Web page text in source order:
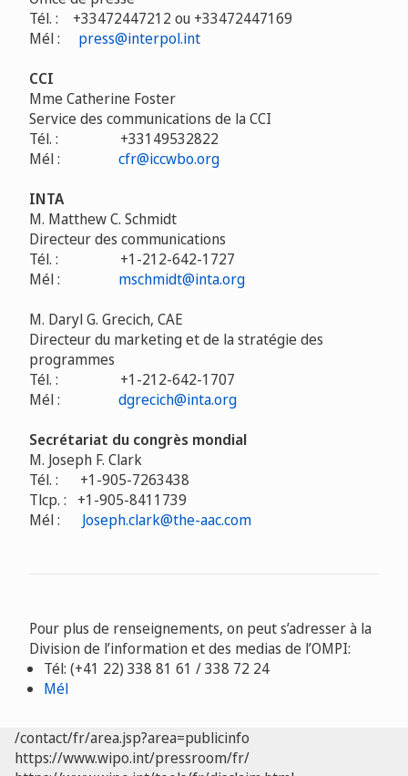
Tél. : +33472447212 ou +33472447169
Mél :
press@interpol.int
CCI
Mme Catherine Foster
Service des communications de la CCI
Tél. : +33149532822
Mél :
cfr@iccwbo.org
INTA
M. Matthew C. Schmidt
Directeur des communications
Tél. :
+1-212-642-1727
Mél :
mschmidt@inta.org
M. Daryl G. Grecich, CAE
Directeur du marketing et de la stratégie des
programmes
Tél. :
+1-212-642-1707
Mél :
dgrecich@inta.org
Secrétariat du congrès mondial
M. Joseph F. Clark
Tél. :
+1-905-7263438
Tlcp. : +1-905-8411739
Mél :
Joseph.clark@the-aac.com
Pour plus de renseignements, on peut s’adresser à la
Division de l’information et des medias de l’OMPI:
Tél: (+41 22) 338 81 61 / 338 72 24
Mél
/contact/fr/area.jsp?area=publicinfo
https://www.wipo.int/pressroom/fr/